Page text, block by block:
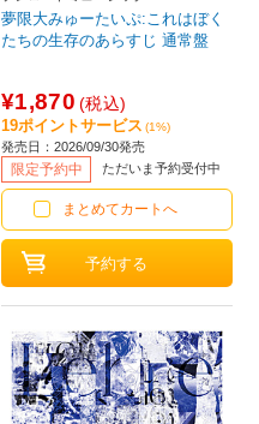
夢限大みゅーたいぷ:これはぼく
たちの生存のあらすじ 通常盤
¥1,870 (税込)
19ポイントサービス (1%)
発売日：2026/09/30発売
限定予約中 ただいま予約受付中
まとめてカートへ